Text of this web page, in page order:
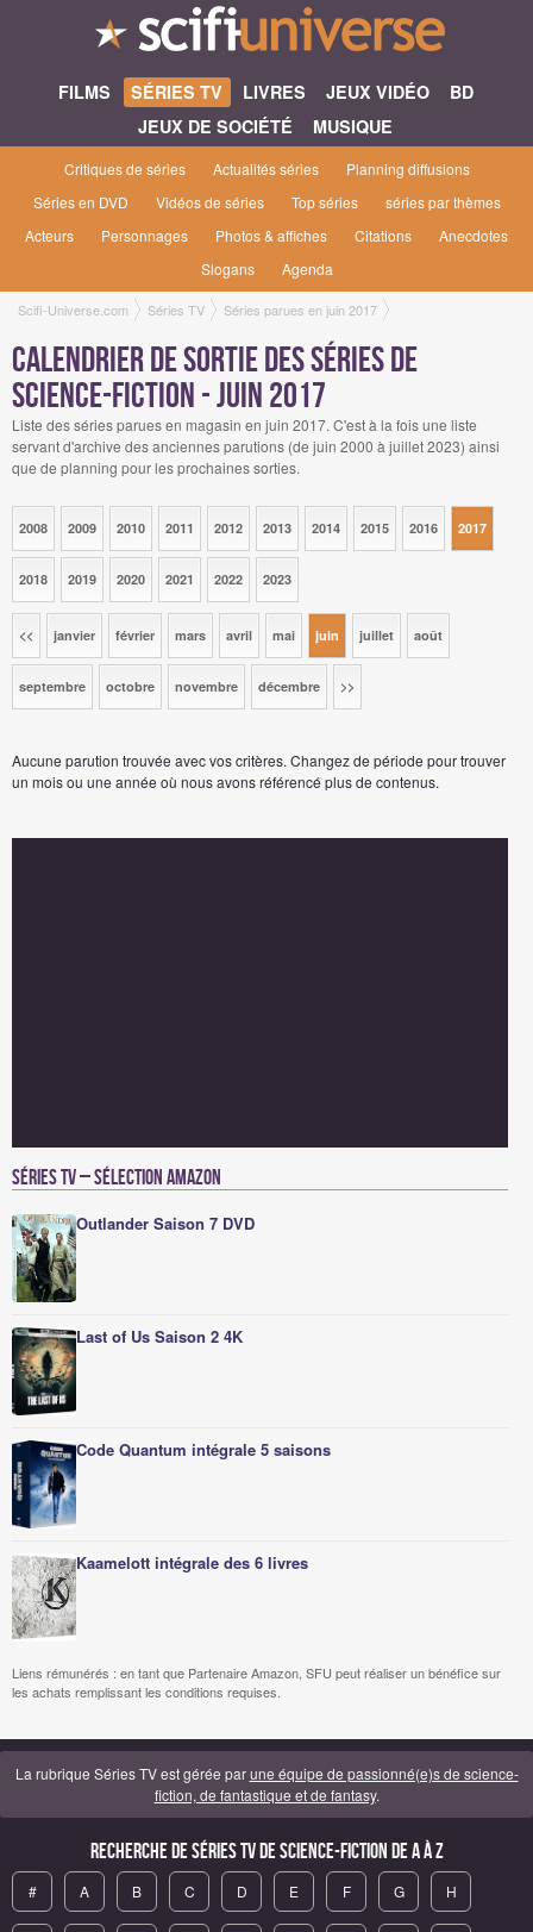
FILMS SÉRIES TV LIVRES JEUX VIDÉO
BD
JEUX DE SOCIÉTÉ
MUSIQUE
Critiques de séries Actualités séries
Planning diffusions
Séries en DVD
Vidéos de séries Top séries
séries par thèmes
Acteurs
Personnages Photos & affiches Citations
Anecdotes
Slogans
Agenda
Scifi-Universe.com Séries TV Séries parues en juin 2017
Calendrier de sortie des séries de
science-fiction - juin 2017
Liste des séries parues en magasin en juin 2017. C'est à la fois une liste
servant d'archive des anciennes parutions (de juin 2000 à juillet 2023) ainsi
que de planning pour les prochaines sorties.
2008 2009 2010 2011 2012 2013 2014 2015 2016 2017
2018 2019 2020 2021 2022 2023
<< janvier février mars avril mai juin juillet août
septembre octobre novembre décembre >>
Aucune parution trouvée avec vos critères. Changez de période pour trouver
un mois ou une année où nous avons référencé plus de contenus.
Séries TV – Sélection Amazon
Outlander Saison 7 DVD
Last of Us Saison 2 4K
Code Quantum intégrale 5 saisons
Kaamelott intégrale des 6 livres
Liens rémunérés : en tant que Partenaire Amazon, SFU peut réaliser un bénéfice sur
les achats remplissant les conditions requises.
La rubrique Séries TV est gérée parune équipe de passionné(e)s de science-
fiction, de fantastique et de fantasy.
Recherche de Séries TV de science-fiction de A à Z
# A B C D E F G H